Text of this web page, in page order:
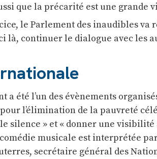
que la précarité est une grande
le Parlement des inaudibles va
là, continuer le dialogue avec les
a été l’un des évènements
l’élimination de la pauvreté
silence » et « donner une visibilité
musicale est interprétée
secrétaire général des